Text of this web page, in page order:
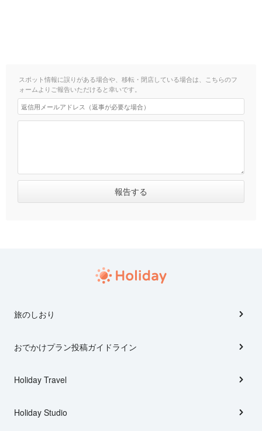
スポット情報に誤りがある場合や、移転・閉店している場合は、こちらのフ
ォームよりご報告いただけると幸いです。
旅のしおり
おでかけプラン投稿ガイドライン
Holiday Travel
Holiday Studio